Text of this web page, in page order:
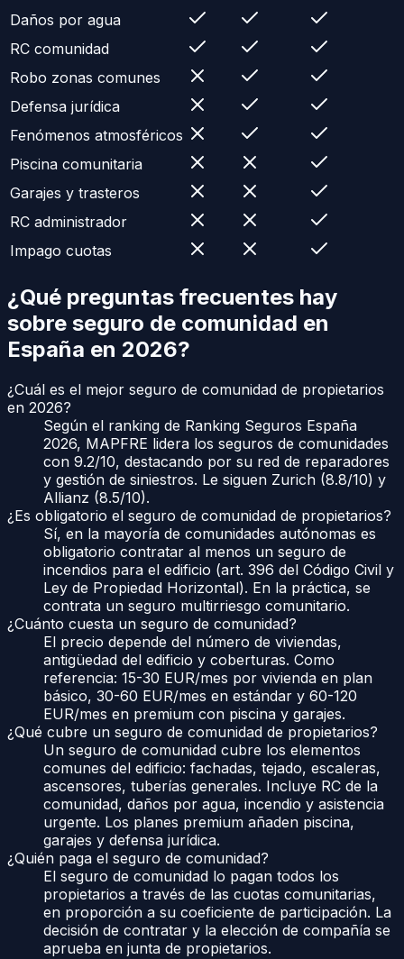
Daños por agua
RC comunidad
Robo zonas comunes
Defensa jurídica
Fenómenos atmosféricos
Piscina comunitaria
Garajes y trasteros
RC administrador
Impago cuotas
¿Qué preguntas frecuentes hay
sobre seguro de comunidad en
España en 2026?
¿Cuál es el mejor seguro de comunidad de propietarios
en 2026?
Según el ranking de Ranking Seguros España
2026, MAPFRE lidera los seguros de comunidades
con 9.2/10, destacando por su red de reparadores
y gestión de siniestros. Le siguen Zurich (8.8/10) y
Allianz (8.5/10).
¿Es obligatorio el seguro de comunidad de propietarios?
Sí, en la mayoría de comunidades autónomas es
obligatorio contratar al menos un seguro de
incendios para el edificio (art. 396 del Código Civil y
Ley de Propiedad Horizontal). En la práctica, se
contrata un seguro multirriesgo comunitario.
¿Cuánto cuesta un seguro de comunidad?
El precio depende del número de viviendas,
antigüedad del edificio y coberturas. Como
referencia: 15-30 EUR/mes por vivienda en plan
básico, 30-60 EUR/mes en estándar y 60-120
EUR/mes en premium con piscina y garajes.
¿Qué cubre un seguro de comunidad de propietarios?
Un seguro de comunidad cubre los elementos
comunes del edificio: fachadas, tejado, escaleras,
ascensores, tuberías generales. Incluye RC de la
comunidad, daños por agua, incendio y asistencia
urgente. Los planes premium añaden piscina,
garajes y defensa jurídica.
¿Quién paga el seguro de comunidad?
El seguro de comunidad lo pagan todos los
propietarios a través de las cuotas comunitarias,
en proporción a su coeficiente de participación. La
decisión de contratar y la elección de compañía se
aprueba en junta de propietarios.